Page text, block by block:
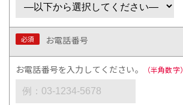
必須 お電話番号
お電話番号を入力してください。 （半角数字）